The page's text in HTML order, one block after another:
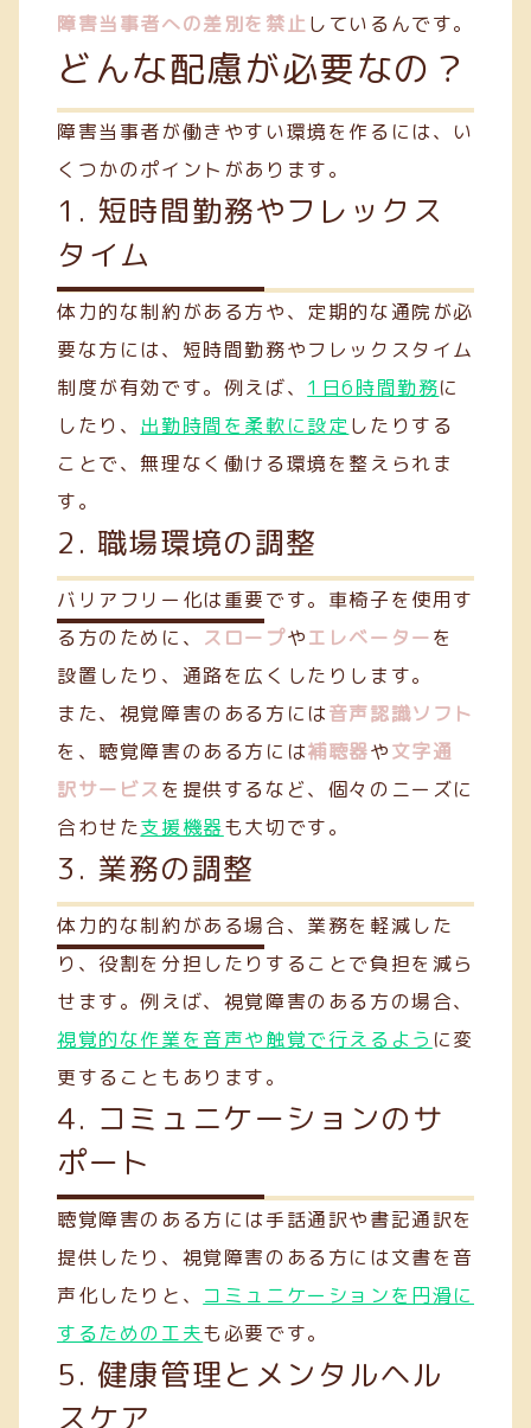
障害当事者への差別を禁止しているんです。
どんな配慮が必要なの？
障害当事者が働きやすい環境を作るには、い
くつかのポイントがあります。
1. 短時間勤務やフレックス
タイム
体力的な制約がある方や、定期的な通院が必
要な方には、短時間勤務やフレックスタイム
制度が有効です。例えば、 1日6時間勤務に
したり、 出勤時間を柔軟に設定 したりする
ことで、無理なく働ける環境を整えられま
す。
2. 職場環境の調整
バリアフリー化は重要です。車椅子を使用す
る方のために、 スロープやエレベーターを
設置したり、通路を広くしたりします。
また、視覚障害のある方には音声認識ソフト
を、聴覚障害のある方には補聴器や文字通
訳サービスを提供するなど、個々のニーズに
合わせた支援機器も大切です。
3. 業務の調整
体力的な制約がある場合、業務を軽減した
り、役割を分担したりすることで負担を減ら
せます。例えば、視覚障害のある方の場合、
視覚的な作業を音声や触覚で行えるよう に変
更することもあります。
4. コミュニケーションのサ
ポート
聴覚障害のある方には手話通訳や書記通訳を
提供したり、視覚障害のある方には文書を音
声化したりと、 コミュニケーションを円滑に
するための工夫も必要です。
5. 健康管理とメンタルヘル
スケア